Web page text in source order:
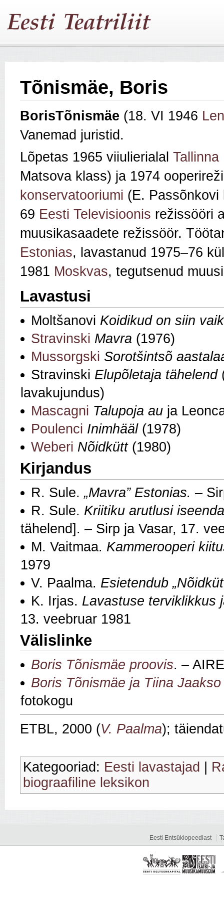
Tõnismäe, Boris
BorisTõnismäe (18. VI 1946
Vanemad juristid.
Lõpetas 1965 viiulierialal Tallinna
Matsova klass) ja 1974
konservatooriumi (E. Passõnkovi
69 Eesti Televisioonis režissööri
muusikasaadete režissöör.
Estonias, lavastanud 1975–76
1981 Moskvas, tegutsenud
Lavastusi
Moltšanovi Koidikud on siin
Stravinski Mavra (1976)
Mussorgski Sorotšintsõ
Stravinski Elupõletaja tähelend
lavakujundus)
Mascagni Talupoja au ja
Poulenci Inimhääl(1978)
Weberi Nõidkütt (1980)
Kirjandus
R. Sule.„Mavra” Estonias. –
R. Sule. Kriitiku arutlusi
tähelend]. – Sirp ja Vasar, 17.
M. Vaitmaa. Kammerooperi
1979
V. Paalma. Esietendub
K. Irjas. Lavastuse terviklikkus
13. veebruar 1981
Välislinke
Boris Tõnismäe proovis. –
Boris Tõnismäe ja Tiina
fotokogu
ETBL, 2000 (V. Paalma);
Kategooriad: Eesti lavastajad
biograafiline leksikon
Eesti Entsüklopeediast